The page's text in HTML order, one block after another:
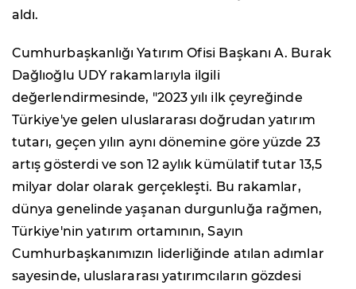
aldı.
Cumhurbaşkanlığı Yatırım Ofisi Başkanı A. Burak
Dağlıoğlu UDY rakamlarıyla ilgili
değerlendirmesinde, "2023 yılı ilk çeyreğinde
Türkiye'ye gelen uluslararası doğrudan yatırım
tutarı, geçen yılın aynı dönemine göre yüzde 23
artış gösterdi ve son 12 aylık kümülatif tutar 13,5
milyar dolar olarak gerçekleşti. Bu rakamlar,
dünya genelinde yaşanan durgunluğa rağmen,
Türkiye'nin yatırım ortamının, Sayın
Cumhurbaşkanımızın liderliğinde atılan adımlar
sayesinde, uluslararası yatırımcıların gözdesi